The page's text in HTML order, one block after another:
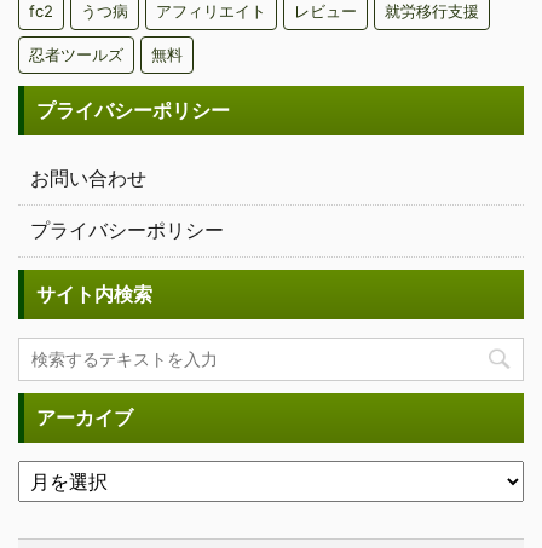
fc2 うつ病 アフィリエイト レビュー 就労移行支援
忍者ツールズ 無料
プライバシーポリシー
お問い合わせ
プライバシーポリシー
サイト内検索
アーカイブ